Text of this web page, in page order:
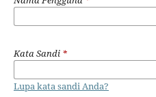
Kata Sandi *
Lupa kata sandi Anda?